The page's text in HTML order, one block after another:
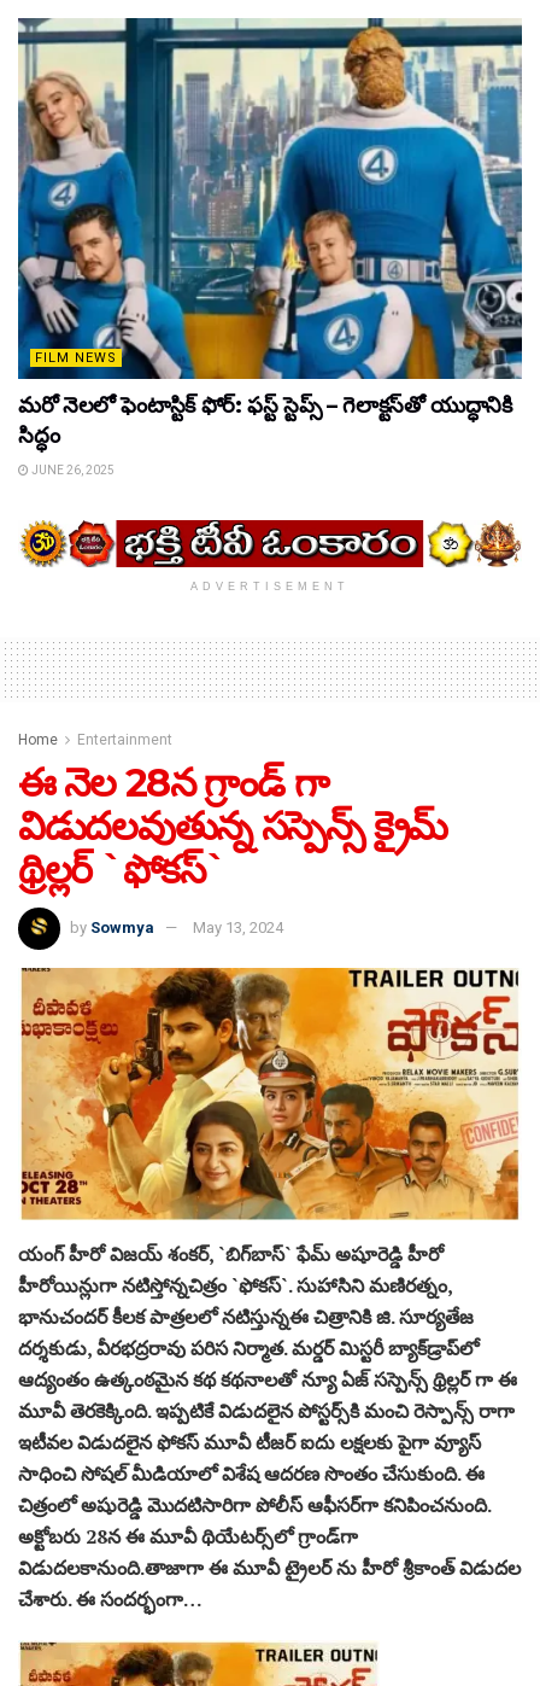
FILM NEWS
మరో నెలలో ఫెంటాస్టిక్ ఫోర్: ఫస్ట్ స్టెప్స్ – గెలాక్టస్‌తో యుద్ధానికి
సిద్ధం
JUNE 26, 2025
ADVERTISEMENT
Home Entertainment
ఈ నెల 28న గ్రాండ్ గా
విడుదలవుతున్న స‌స్పెన్స్ క్రైమ్
థ్రిల్ల‌ర్ `ఫోకస్`
by Sowmya May 13, 2024
యంగ్ హీరో విజ‌య్ శంక‌ర్, `బిగ్‌బాస్` ఫేమ్‌ అషూరెడ్డి హీరో
హీరోయిన్లుగా న‌టిస్తోన్నచిత్రం `ఫోక‌స్`. సుహాసిని మ‌ణిర‌త్నం,
భానుచంద‌ర్ కీల‌క పాత్ర‌ల‌లో న‌టిస్తున్నఈ చిత్రానికి జి. సూర్య‌తేజ
ద‌ర్శ‌కుడు, వీర‌భ‌ద్ర‌రావు ప‌రిస‌ నిర్మాత‌. మర్డర్‌ మిస్టరీ బ్యాక్‌డ్రాప్‌లో
ఆద్యంతం ఉత్కంఠ‌మైన క‌థ క‌థ‌నాల‌తో న్యూ ఏజ్‌ సస్పెన్స్‌ థ్రిల్లర్ గా ఈ
మూవీ తెరకెక్కింది. ఇప్ప‌టికే విడుద‌లైన పోస్ట‌ర్స్‌కి మంచి రెస్పాన్స్ రాగా
ఇటీవ‌ల విడుద‌లైన ఫోక‌స్ మూవీ టీజ‌ర్ ఐదు ల‌క్ష‌ల‌కు పైగా వ్యూస్
సాధించి సోష‌ల్ మీడియాలో విశేష ఆద‌ర‌ణ సొంతం చేసుకుంది. ఈ
చిత్రంలో అషురెడ్డి మొద‌టిసారిగా పోలీస్ ఆఫీస‌ర్‌గా క‌నిపించ‌నుంది.
అక్టోబ‌రు 28న ఈ మూవీ థియేట‌ర్స్‌లో గ్రాండ్‌గా
విడుద‌ల‌కానుంది.తాజాగా ఈ మూవీ ట్రైలర్ ను హీరో శ్రీకాంత్ విడుదల
చేశారు. ఈ సంద‌ర్భంగా…